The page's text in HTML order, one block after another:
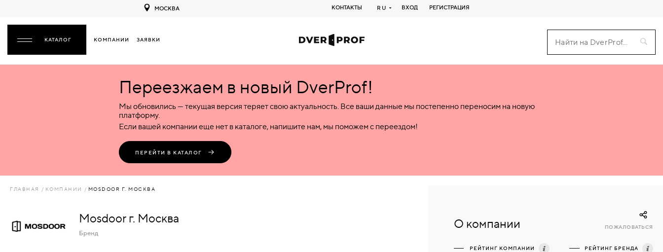
МОСКВА КОНТАКТЫ RU ВХОД РЕГИСТРАЦИЯ
КОМПАНИИ ЗАЯВКИ
НАЗАД
ПЛАСТИКОВЫЕ
КОМБИНИРОВАННЫЕ
АКСЕССУАРЫ
Межкомнатные
Деревянные
Пластиковые
Комбинированные
Входные
Металлические
Пластиковые
Стеклянные
Комбинированные
Специализированные
Металлические
Пластиковые
Стеклянные
Комбинированные
Переезжаем в новый DverProf!
Мы обновились — текущая версия теряет свою актуальность. Все ваши данные мы постепенно переносим на новую
платформу.
Если вашей компании еще нет в каталоге, напишите нам, мы поможем с переездом!
ПЕРЕЙТИ В КАТАЛОГ
ГЛАВНАЯ КОМПАНИИ MOSDOOR Г. МОСКВА
Mosdoor г. Москва
Бренд
О компании ПОЖАЛОВАТЬСЯ
РЕЙТИНГ КОМПАНИИ РЕЙТИНГ БРЕНДА